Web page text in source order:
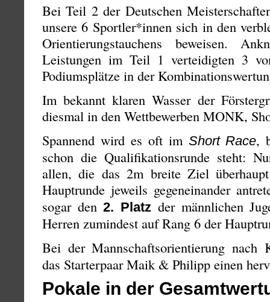
Bei Teil 2 der Deutschen
unsere 6 Sportler*innen sich in den
Orientierungstauchens beweisen.
Leistungen im Teil 1 verteidigten 3
Podiumsplätze in der
Im bekannt klaren Wasser der
diesmal in den Wettbewerben MONK,
Spannend wird es oft im Short Race,
schon die Qualifikationsrunde steht:
allen, die das 2m breite Ziel
Hauptrunde jeweils gegeneinander
sogar den2. Platz der männlichen
Herren zumindest auf Rang 6 der
Bei der Mannschaftsorientierung nach
das Starterpaar Maik & Philipp einen
Pokale in der